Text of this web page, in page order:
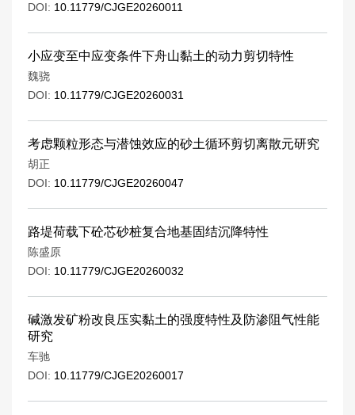
DOI: 10.11779/CJGE20260011
小应变至中应变条件下舟山黏土的动力剪切特性
魏骁
DOI: 10.11779/CJGE20260031
考虑颗粒形态与潜蚀效应的砂土循环剪切离散元研究
胡正
DOI: 10.11779/CJGE20260047
路堤荷载下砼芯砂桩复合地基固结沉降特性
陈盛原
DOI: 10.11779/CJGE20260032
碱激发矿粉改良压实黏土的强度特性及防渗阻气性能
研究
车驰
DOI: 10.11779/CJGE20260017